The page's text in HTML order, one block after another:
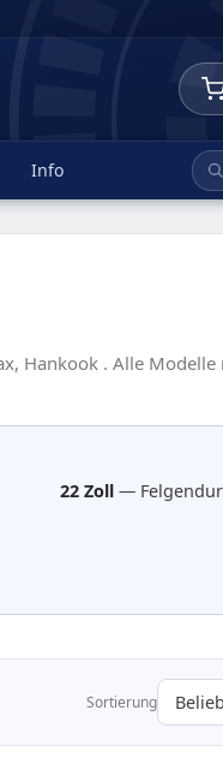
Info
Hankook . Alle Modelle
22 Zoll—
Sortierung